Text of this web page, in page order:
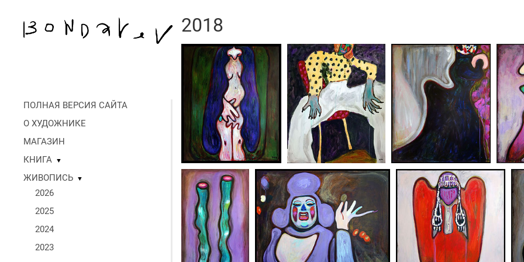
ПОЛНАЯ ВЕРСИЯ САЙТА
О ХУДОЖНИКЕ
МАГАЗИН
КНИГА
▼
ЖИВОПИСЬ ▼
2026
2025
2024
2023
2018